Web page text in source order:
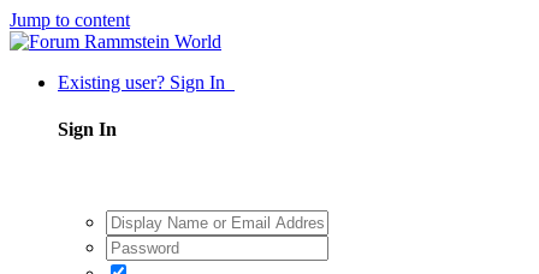
Jump to content
Existing user? Sign In
Sign In